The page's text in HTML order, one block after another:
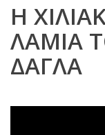
Η
ΛΑΜΙΑ
ΔΑΓΛΑ